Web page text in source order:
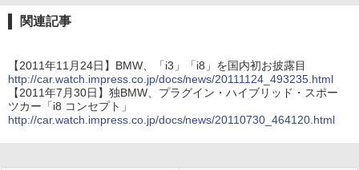
関連記事
【2011年11月24日】BMW、「i3」「i8」を国内初お披露目
http://car.watch.impress.co.jp/docs/news/20111124_493235.html
【2011年7月30日】独BMW、プラグイン・ハイブリッド・スポー
ツカー「i8 コンセプト」
http://car.watch.impress.co.jp/docs/news/20110730_464120.html